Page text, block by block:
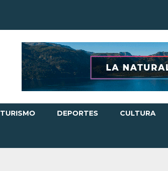
TURISMO DEPORTES CULTURA